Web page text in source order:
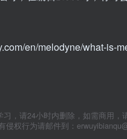
en/melodyne/what-is-
，请24小时内删除，如需商用
侵权行为请邮件到：